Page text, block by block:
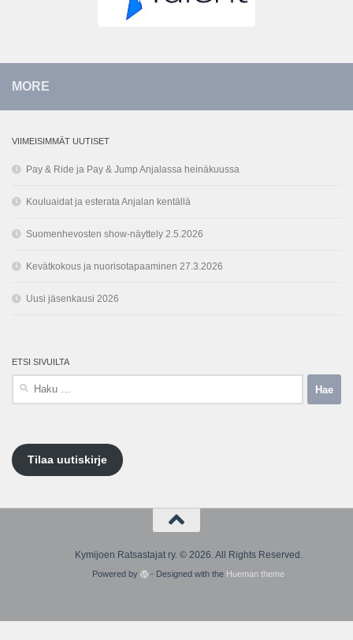
MORE
VIIMEISIMMÄT UUTISET
Pay & Ride ja Pay & Jump Anjalassa heinäkuussa
Kouluaidat ja esterata Anjalan kentällä
Suomenhevosten show-näyttely 2.5.2026
Kevätkokous ja nuorisotapaaminen 27.3.2026
Uusi jäsenkausi 2026
ETSI SIVUILTA
Tilaa uutiskirje
Kymijoen Ratsastajat ry. © 2026. All Rights Reserved.
Powered by - Designed with the Hueman theme